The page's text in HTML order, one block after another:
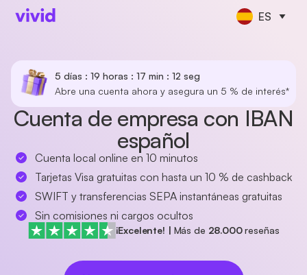
ES
5 días : 19 horas : 17 min : 12 seg
Abre una cuenta ahora y asegura un 5 % de interés*
Cuenta de empresa con IBAN
español
Cuenta local online en 10 minutos
Tarjetas Visa gratuitas con hasta un 10 % de cashback
SWIFT y transferencias SEPA instantáneas gratuitas
Sin comisiones ni cargos ocultos
¡Excelente! | Más de 28.000reseñas